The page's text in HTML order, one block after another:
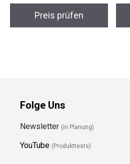
Preis prüfen
Folge Uns
Newsletter (in Planung)
YouTube (Produkttests)